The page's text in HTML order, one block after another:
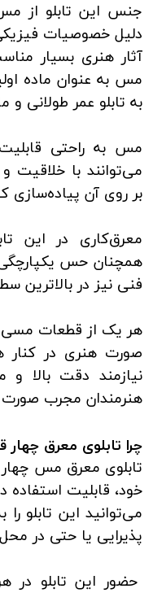
جنس این تابلو از
دلیل خصوصیات
آثار هنری بسیار
مس به عنوان ماده
به تابلو عمر طولانی
مس به راحتی
می‌توانند با خلاقیت
بر روی آن پیاده‌سازی
معرق‌کاری در این
همچنان حس یکپارچگی
فنی نیز در بالاترین
هر یک از قطعات
صورت هنری در کنار
نیازمند دقت بالا
هنرمندان مجرب
چرا تابلوی معرق
تابلوی معرق مس
خود، قابلیت استفاده
می‌توانید این تابلو
پذیرایی یا حتی در
حضور این تابلو